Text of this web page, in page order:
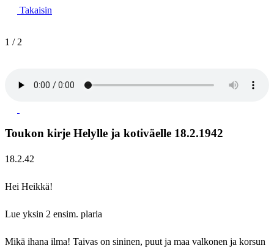
Takaisin
1 / 2
Toukon kirje Helylle ja kotiväelle 18.2.1942
18.2.42
Hei Heikkä!
Lue yksin 2 ensim. plaria
Mikä ihana ilma! Taivas on sininen, puut ja maa valkonen ja korsun